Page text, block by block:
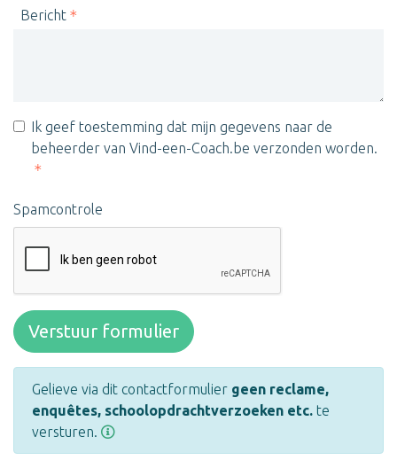
Bericht
Ik geef toestemming dat mijn gegevens naar de
beheerder van Vind-een-Coach.be verzonden worden.
Spamcontrole
Verstuur formulier
Gelieve via dit contactformulier geen reclame,
enquêtes, schoolopdrachtverzoeken etc. te
versturen.